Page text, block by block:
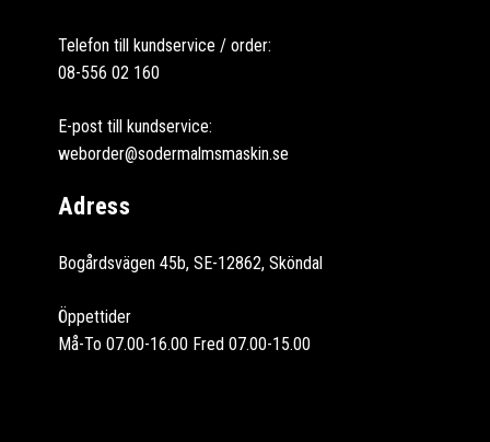
Telefon till kundservice / order:
08-556 02 160
E-post till kundservice:
weborder@sodermalmsmaskin.se
Adress
Bogårdsvägen 45b, SE-12862, Sköndal
Öppettider
Må-To 07.00-16.00 Fred 07.00-15.00